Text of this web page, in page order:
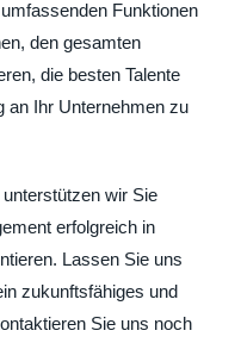
Funktionen
den gesamten
die besten Talente
an Ihr Unternehmen zu
wir Sie
erfolgreich in
Lassen Sie uns
zukunftsfähiges und
Sie uns noch